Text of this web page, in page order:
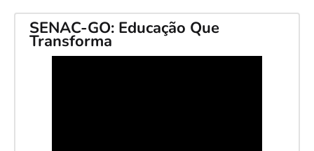
SENAC-GO: Educação Que
Transforma